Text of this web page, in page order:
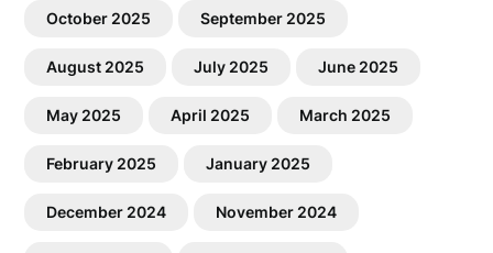
October 2025 September 2025
August 2025 July 2025 June 2025
May 2025 April 2025 March 2025
February 2025 January 2025
December 2024 November 2024